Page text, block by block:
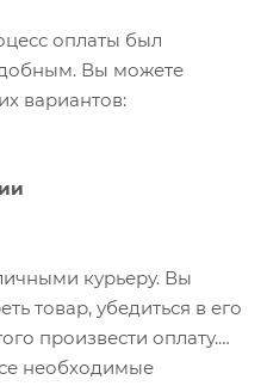
оплаты был
Вы можете
вариантов:
курьеру. Вы
товар, убедиться в его
произвести оплату.
необходимые